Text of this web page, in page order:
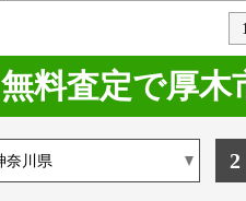
無料査定で厚木
2